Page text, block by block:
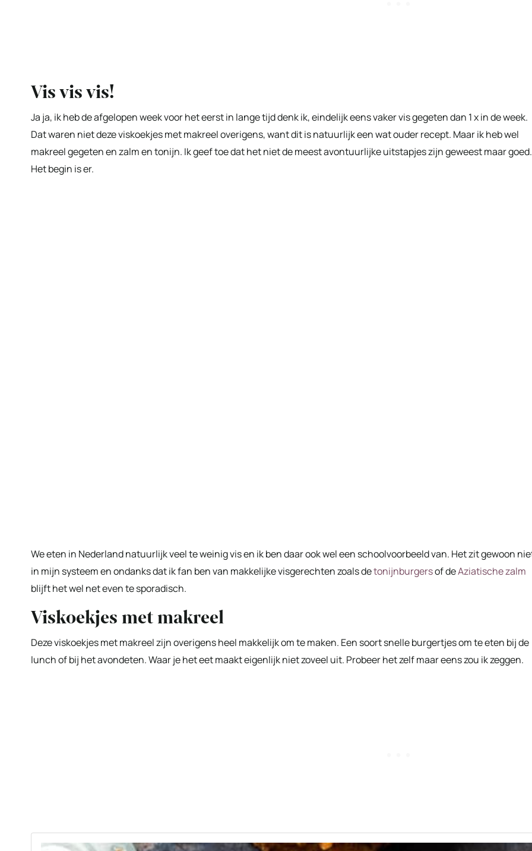
Vis vis vis!
Ja ja, ik heb de afgelopen week voor het eerst in lange tijd denk ik, eindelijk eens vaker vis gegeten dan 1 x in de week.
Dat waren niet deze viskoekjes met makreel overigens, want dit is natuurlijk een wat ouder recept. Maar ik heb wel
makreel gegeten en zalm en tonijn. Ik geef toe dat het niet de meest avontuurlijke uitstapjes zijn geweest maar goed.
Het begin is er.
We eten in Nederland natuurlijk veel te weinig vis en ik ben daar ook wel een schoolvoorbeeld van. Het zit gewoon
in mijn systeem en ondanks dat ik fan ben van makkelijke visgerechten zoals detonijnburgersof deAziatische zalm
blijft het wel net even te sporadisch.
Viskoekjes met makreel
Deze viskoekjes met makreel zijn overigens heel makkelijk om te maken. Een soort snelle burgertjes om te eten bij de
lunch of bij het avondeten. Waar je het eet maakt eigenlijk niet zoveel uit. Probeer het zelf maar eens zou ik zeggen.